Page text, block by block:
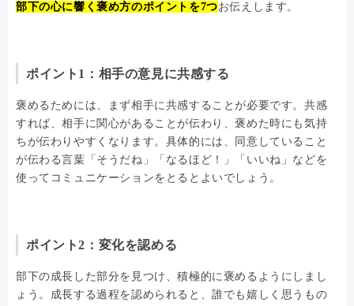
部下の心に響く褒め方のポイントを7つお伝えします。
ポイント1：相手の意見に共感する
褒めるためには、まず相手に共感することが必要です。共感
すれば、相手に関心があることが伝わり、褒めた時にも気持
ちが伝わりやすくなります。具体的には、同意していること
が伝わる言葉「そうだね」「なるほど！」「いいね」などを
使ってコミュニケーションをとるとよいでしょう。
ポイント2：変化を認める
部下の成長した部分を見つけ、積極的に褒めるようにしまし
ょう。成長する過程を認められると、誰でも嬉しく思うもの